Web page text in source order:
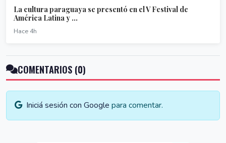
La cultura paraguaya se presentó en el V Festival de
América Latina y ...
Hace 4h
COMENTARIOS (0)
Iniciá sesión con Google para comentar.